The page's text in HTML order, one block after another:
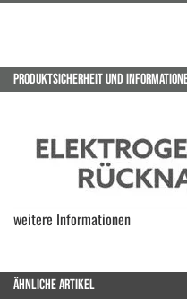
PRODUKTSICHERHEIT UND
weitere Informationen
ÄHNLICHE ARTIKEL